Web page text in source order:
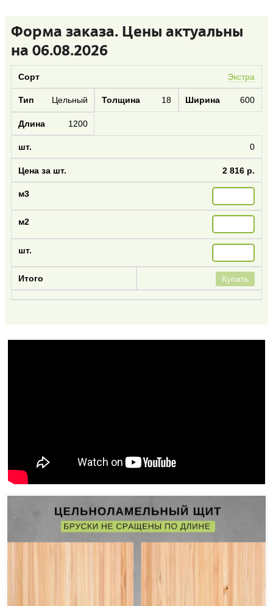
Форма заказа. Цены актуальны
на 06.08.2026
Экстра
Цельный 18 600
1200
0
2 816 р.
Купить